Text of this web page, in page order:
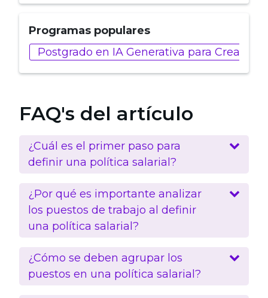
Programas populares
Postgrado en IA Generativa para
FAQ's del artículo
¿Cuál es el primer paso para
definir una política salarial?
¿Por qué es importante analizar
los puestos de trabajo al definir
una política salarial?
¿Cómo se deben agrupar los
puestos en una política salarial?